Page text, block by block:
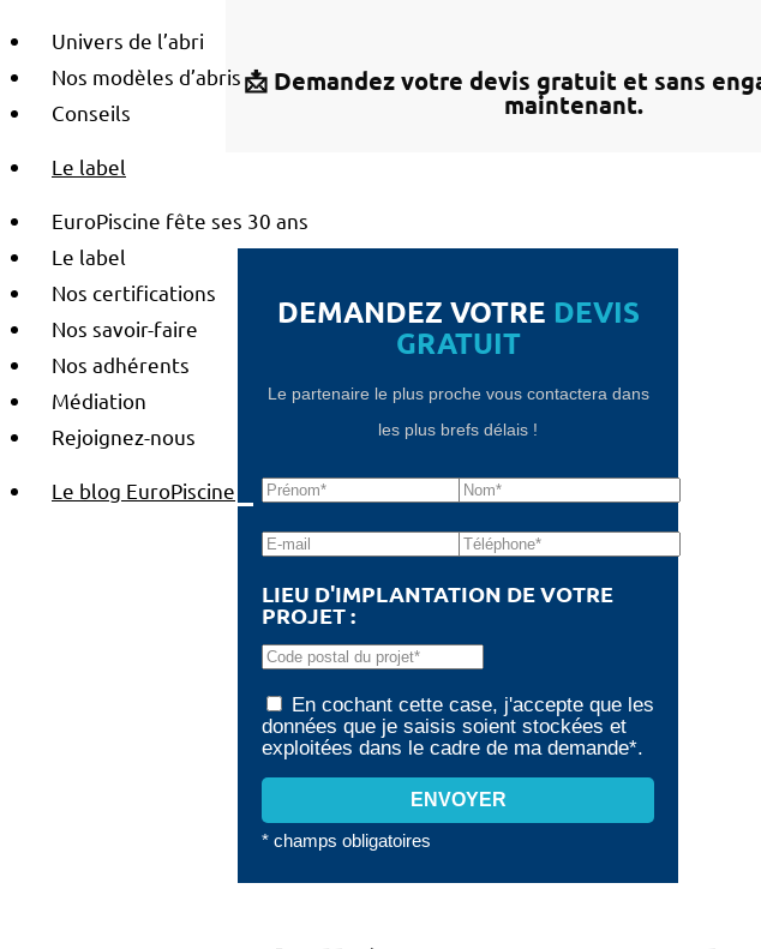
Univers de l’abri
Nos modèles d’abris
Conseils
Le label
EuroPiscine fête ses 30 ans
Le label
Nos certifications
Nos savoir-faire
Nos adhérents
Médiation
Rejoignez-nous
Le blog EuroPiscine
📩 Demandez votre devis gratuit et sans
maintenant.
DEMANDEZ VOTRE DEVIS
GRATUIT
Le partenaire le plus proche vous contactera dans
les plus brefs délais !
LIEU D'IMPLANTATION DE VOTRE
PROJET :
En cochant cette case, j'accepte que les
données que je saisis soient stockées et
exploitées dans le cadre de ma demande*.
* champs obligatoires